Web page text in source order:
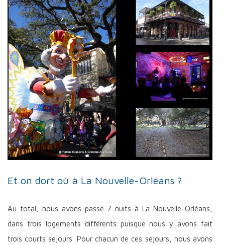
Et on dort où à La Nouvelle-Orléans ?
Au total, nous avons passé 7 nuits à La Nouvelle-Orléans,
dans trois logements différents puisque nous y avons fait
trois courts séjours. Pour chacun de ces séjours, nous avons